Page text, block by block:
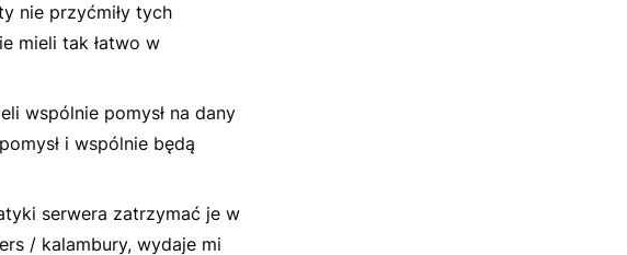
nie przyćmiły tych
mieli tak łatwo w
wspólnie pomysł na dany
i wspólnie będą
serwera zatrzymać je w
/ kalambury, wydaje mi